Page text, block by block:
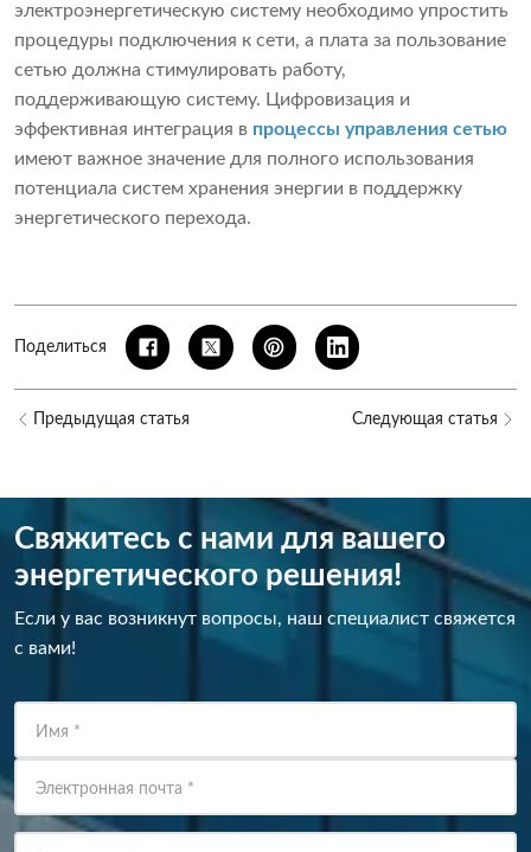
электроэнергетическую систему необходимо упростить
процедуры подключения к сети, а плата за пользование
сетью должна стимулировать работу,
поддерживающую систему. Цифровизация и
эффективная интеграция в процессы управления сетью
имеют важное значение для полного использования
потенциала систем хранения энергии в поддержку
энергетического перехода.
Поделиться
Предыдущая статья Следующая статья
Свяжитесь с нами для вашего
энергетического решения!
Если у вас возникнут вопросы, наш специалист свяжется
с вами!
Имя *
Электронная почта *